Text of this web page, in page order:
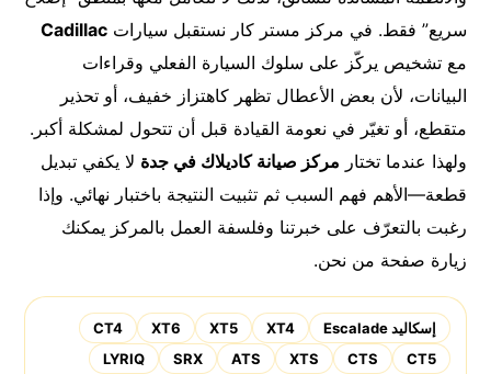
سريع” فقط. في مركز مستر كار نستقبل سيارات Cadillac
مع تشخيص يركّز على سلوك السيارة الفعلي وقراءات
البيانات، لأن بعض الأعطال تظهر كاهتزاز خفيف، أو تحذير
متقطع، أو تغيّر في نعومة القيادة قبل أن تتحول لمشكلة أكبر.
ولهذا عندما تختار مركز صيانة كاديلاك في جدة لا يكفي تبديل
قطعة—الأهم فهم السبب ثم تثبيت النتيجة باختبار نهائي. وإذا
رغبت بالتعرّف على خبرتنا وفلسفة العمل بالمركز يمكنك
زيارة صفحة من نحن.
إسكاليد Escalade XT4
XT5
XT6
CT4
CT5
CTS
XTS
ATS
SRX
LYRIQ